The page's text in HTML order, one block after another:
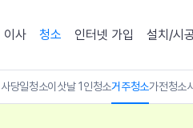
이사 청소
당일청소이삿날 1인청소거주청소가전청소
인터넷 가입 설치/시